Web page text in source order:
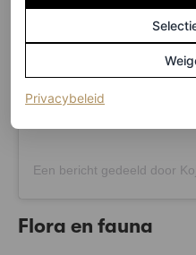
Flora en fauna
Privacybeleid